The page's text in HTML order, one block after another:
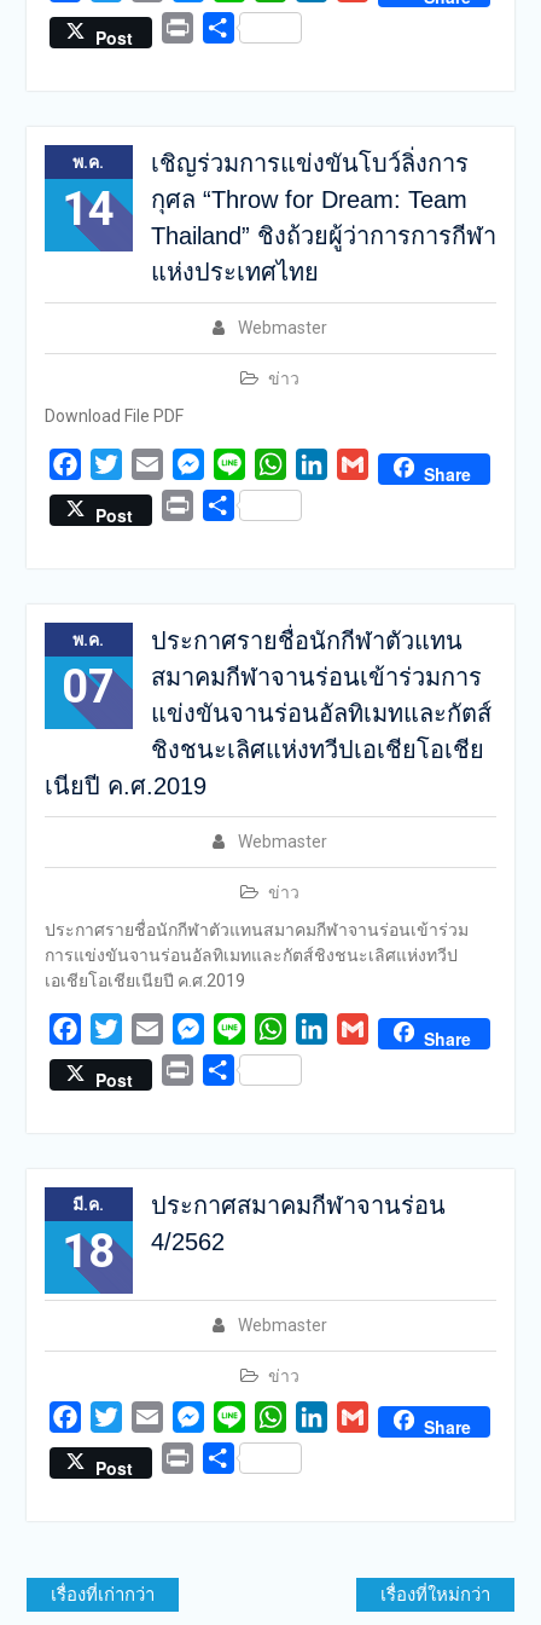
Post
Print Share
พ.ค.
14
เชิญร่วมการแข่งขันโบว์ลิ่งการ
กุศล “Throw for Dream: Team
Thailand” ชิงถ้วยผู้ว่าการการกีฬา
แห่งประเทศไทย
Webmaster
ข่าว
Download File PDF
FacebookTwitterEmail Messenger
Line WhatsAppLinkedIn
Gmail Share
Post
Print Share
พ.ค.
07
ประกาศรายชื่อนักกีฬาตัวแทน
สมาคมกีฬาจานร่อนเข้าร่วมการ
แข่งขันจานร่อนอัลทิเมทและกัตส์
ชิงชนะเลิศแห่งทวีปเอเชียโอเชีย
เนียปี ค.ศ.2019
Webmaster
ข่าว
ประกาศรายชื่อนักกีฬาตัวแทนสมาคมกีฬาจานร่อนเข้าร่วม
การแข่งขันจานร่อนอัลทิเมทและกัตส์ชิงชนะเลิศแห่งทวีป
เอเชียโอเชียเนียปี ค.ศ.2019
FacebookTwitterEmail Messenger
Line WhatsAppLinkedIn
Gmail Share
Post
Print Share
มี.ค.
18
ประกาศสมาคมกีฬาจานร่อน
4/2562
Webmaster
ข่าว
FacebookTwitterEmail Messenger
Line WhatsAppLinkedIn
Gmail Share
Post
Print Share
แนะแนว
เรื่อง
เรื่องที่เก่ากว่า เรื่องที่ใหม่กว่า